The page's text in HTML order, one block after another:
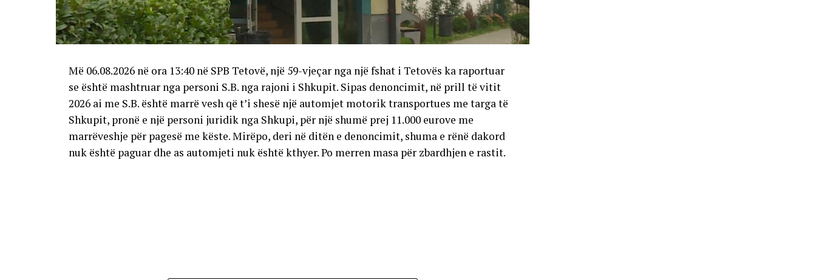
Më 06.08.2026 në ora 13:40 në SPB Tetovë, një 59-vjeçar nga një fshat i Tetovës ka raportuar
se është mashtruar nga personi S.B. nga rajoni i Shkupit. Sipas denoncimit, në prill të vitit
2026 ai me S.B. është marrë vesh që t’i shesë një automjet motorik transportues me targa të
Shkupit, pronë e një personi juridik nga Shkupi, për një shumë prej 11.000 eurove me
marrëveshje për pagesë me këste. Mirëpo, deri në ditën e denoncimit, shuma e rënë dakord
nuk është paguar dhe as automjeti nuk është kthyer. Po merren masa për zbardhjen e rastit.